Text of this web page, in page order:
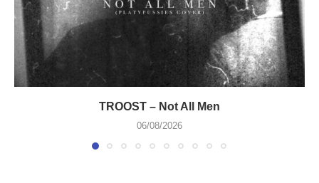
TROOST – Not All Men
06/08/2026